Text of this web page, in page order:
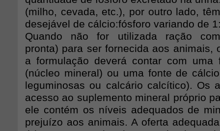
(milho, cevada, etc.), por outro lado,
desejável de cálcio:fósforo variando de
Quando não for utilizada ração
pronta) para ser fornecida aos animais,
a formulação deverá contar com uma
(núcleo mineral) ou uma fonte de
leguminosas ou calcário calcítico). Os
acesso ao suplemento mineral próprio
ele contém os níveis adequados de
prejuízo aos animais. A oferta